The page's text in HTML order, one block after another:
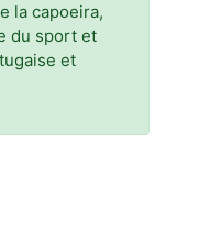
la capoeira,
du sport et
et